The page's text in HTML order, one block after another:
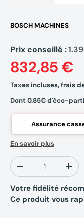
BOSCH MACHINES
Prix conseillé :
832,85 €
Taxes incluses,frais
Dont 0.85€ d'éco-
Assurance
En savoir plus
Qté
-
+
Votre fidélité
Ce produit vous